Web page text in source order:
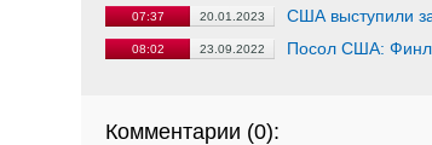
07:37 20.01.2023 США выступили
08:02 23.09.2022 Посол США:
Комментарии (0):